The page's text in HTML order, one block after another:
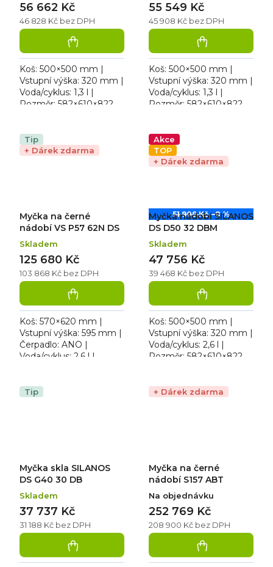
46 828 Kč bez DPH
56 662 Kč
Koš: 500×500 mm |
Vstupní výška: 320 mm |
Voda/cyklus: 1,3 l |
Rozměr: 582×610×822
Hlučnost: 62 dBA.
Profesionální...
45 908 Kč bez DPH
55 549 Kč
Koš: 500×500 mm |
Vstupní výška: 320 mm |
Voda/cyklus: 1,3 l |
Rozměr: 582×610×822
Hlučnost: 62 dBA |
Provedení / Typ...
Tip
+ Dárek zdarma
Myčka na černé
nádobí VS P57 62N DS
Skladem
103 868 Kč bez DPH
125 680 Kč
Koš: 570×620 mm |
Vstupní výška: 595 mm |
Čerpadlo: ANO |
Voda/cyklus: 2,6 l |
60/120/180/480 sec. |
Akce
TOP
+ Dárek zdarma
51 909 Kč –8 %
Myčka nádobí SILANOS
DS D50 32 DBM
Skladem
39 468 Kč bez DPH
47 756 Kč
Koš: 500×500 mm |
Vstupní výška: 320 mm |
Voda/cyklus: 2,6 l |
Rozměr: 582×610×822
Hlučnost: 63 dBA |
Tip
Myčka skla SILANOS
DS G40 30 DB
Skladem
31 188 Kč bez DPH
37 737 Kč
+ Dárek zdarma
Myčka na černé
nádobí S157 ABT
Na objednávku
208 900 Kč bez DPH
252 769 Kč